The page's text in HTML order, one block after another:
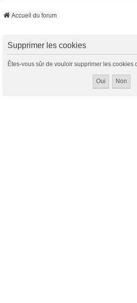
Accueil du forum
Supprimer les cookies
Êtes-vous sûr de vouloir supprimer les cookies